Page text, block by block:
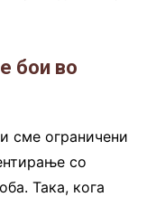
бои во
сме ограничени
со
Така, кога